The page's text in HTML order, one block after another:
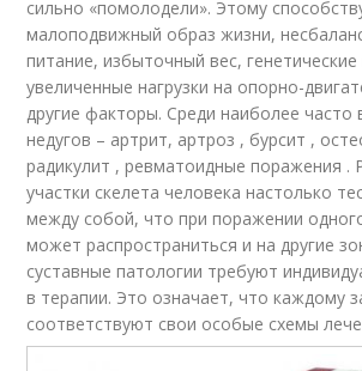
сильно «помолодели». Этому
малоподвижный образ жизни,
питание, избыточный вес,
увеличенные нагрузки на опорно-
другие факторы. Среди наиболее часто
недугов – артрит, артроз , бурсит ,
радикулит , ревматоидные поражения .
участки скелета человека настолько
между собой, что при поражении
может распространиться и на другие
суставные патологии требуют
в терапии. Это означает, что каждому
соответствуют свои особые схемы